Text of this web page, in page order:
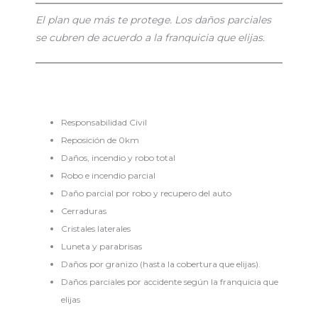
El plan que más te protege. Los daños parciales
se cubren de acuerdo a la franquicia que elijas.
Responsabilidad Civil
Reposición de 0km
Daños, incendio y robo total
Robo e incendio parcial
Daño parcial por robo y recupero del auto
Cerraduras
Cristales laterales
Luneta y parabrisas
Daños por granizo (hasta la cobertura que elijas).
Daños parciales por accidente según la franquicia que
elijas